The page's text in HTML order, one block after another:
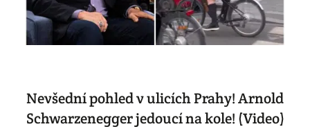
Nevšední pohled v ulicích Prahy! Arnold
Schwarzenegger jedoucí na kole! (Video)